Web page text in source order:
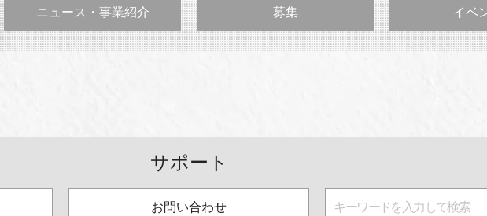
ニュース・事業紹介 募集 イベ
サポート
お問い合わせ